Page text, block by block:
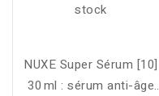
stock
NUXE Super Sérum [10]
30 ml : sérum anti-âge